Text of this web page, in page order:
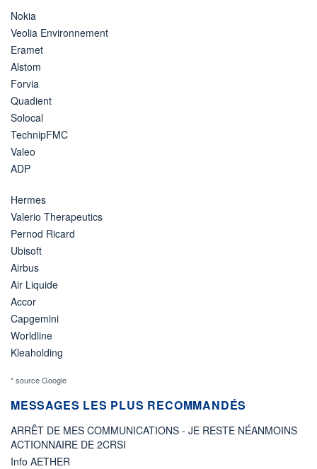
Nokia
Veolia Environnement
Eramet
Alstom
Forvia
Quadient
Solocal
TechnipFMC
Valeo
ADP
Hermes
Valerio Therapeutics
Pernod Ricard
Ubisoft
Airbus
Air Liquide
Accor
Capgemini
Worldline
Kleaholding
* source Google
MESSAGES LES PLUS RECOMMANDÉS
ARRÊT DE MES COMMUNICATIONS - JE RESTE NÉANMOINS
ACTIONNAIRE DE 2CRSI
Info AETHER